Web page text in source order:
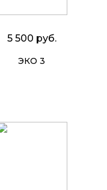
5 500 руб.
ЭКО 3